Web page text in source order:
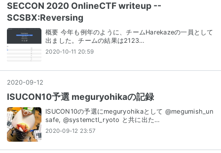
SECCON 2020 OnlineCTF writeup --
SCSBX:Reversing
概要 今年も例年のように、チームHarekazeの一員として
出ました。チームの結果は2123…
2020-10-11 20:59
2020-09-12
ISUCON10予選 meguryohikaの記録
ISUCON10の予選にmeguryohikaとして @megumish_un
safe, @systemctl_ryoto と共に出た…
2020-09-12 23:57